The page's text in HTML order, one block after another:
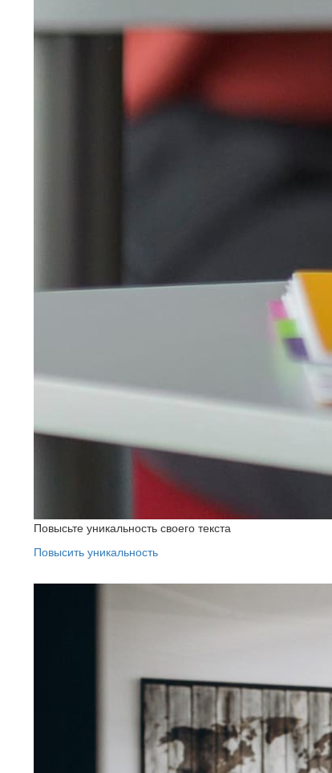
Повысьте уникальность своего текста
Повысить уникальность